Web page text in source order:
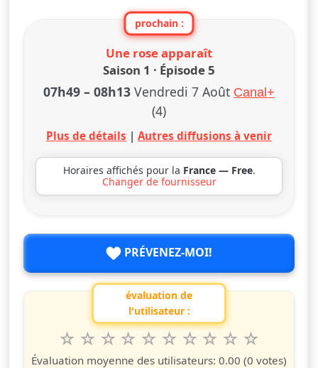
prochain :
Une rose apparaît
Saison 1 · Épisode 5
07h49 – 08h13 Vendredi 7 Août Canal+
(4)
Plus de détails | Autres diffusions à venir
Horaires affichés pour la France — Free.
Changer de fournisseur
PRÉVENEZ-MOI!
évaluation de
l'utilisateur :
questo spettacolo da 1 a 10 étoiles
10
étoiles
9
étoiles
8
étoiles
7
étoiles
6
étoiles
5
étoiles
4
étoiles
3
étoiles
2
étoiles
étoile
Évaluation moyenne des utilisateurs: 0.00 (0 votes)